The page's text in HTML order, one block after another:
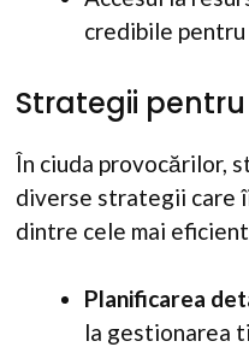
credibile
Strategii
În ciuda provocărilor,
diverse strategii care
dintre cele mai
Planificarea
la gestionarea